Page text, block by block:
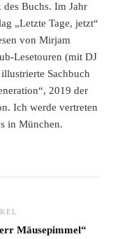
Buchs. Im Jahr
„Letzte Tage, jetzt“
von Mirjam
Lesetouren (mit DJ
Sachbuch
2019 der
Ich werde vertreten
in München.
Mäusepimmel“